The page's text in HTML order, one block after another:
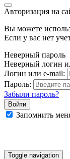
Авторизация на
Вы можете
Если у вас нет
Неверный пароль
Неверный логин
Логин или e-mail:
Пароль:
Забыли пароль?
Запомнить
Toggle navigation